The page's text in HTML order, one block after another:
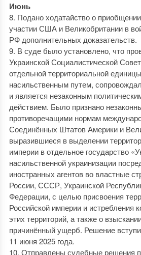
Июнь
8. Подано ходатайство о
участии США и Великобритании в
РФ дополнительных доказательств.
9. В суде было установлено, что
Украинской Социалистической
отдельной территориальной
насильственным путем,
и является незаконным
действием. Было признано
противоречащими нормам
Соединённых Штатов Америки и
выразившиеся в выделении
империи в отдельное государство
насильственной украинизации
иностранных агентов во властные
России, СССР, Украинской
Федерации, с целью присвоения
Российской империи и истребления
этих территорий, а также о
причинённый ущерб. Решение
11 июня 2025 года.
10. Отправлены судебные решения